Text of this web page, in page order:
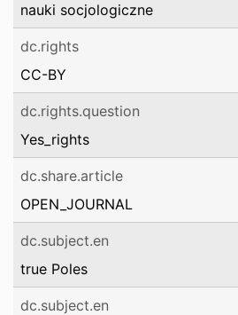
nauki socjologiczne
dc.rights
CC-BY
dc.rights.question
Yes_rights
dc.share.article
OPEN_JOURNAL
dc.subject.en
true Poles
dc.subject.en